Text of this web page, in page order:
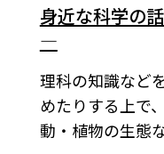
身近な科学の
―
理科の知識など
めたりする上で
動・植物の生態